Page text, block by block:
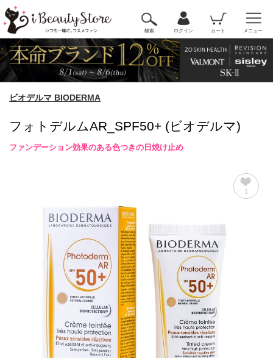
検索 ログイン カート メニュー
ビオデルマ BIODERMA
フォトデルムAR_SPF50+ (ビオデルマ)
ファンデーション効果のある色つきの日焼け止め
1